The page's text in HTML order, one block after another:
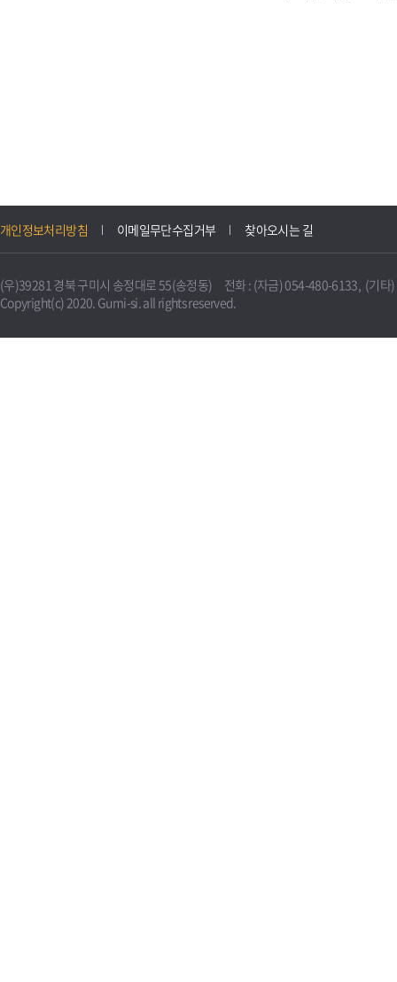
개인정보처리방침 이메일무단수집거부 찾아오시는 길
(우)39281 경북 구미시 송정대로 55(송정동) 전화 : (자금) 054-480-6133, (기타
Copyright(c) 2020. Gumi-si. all rights reserved.